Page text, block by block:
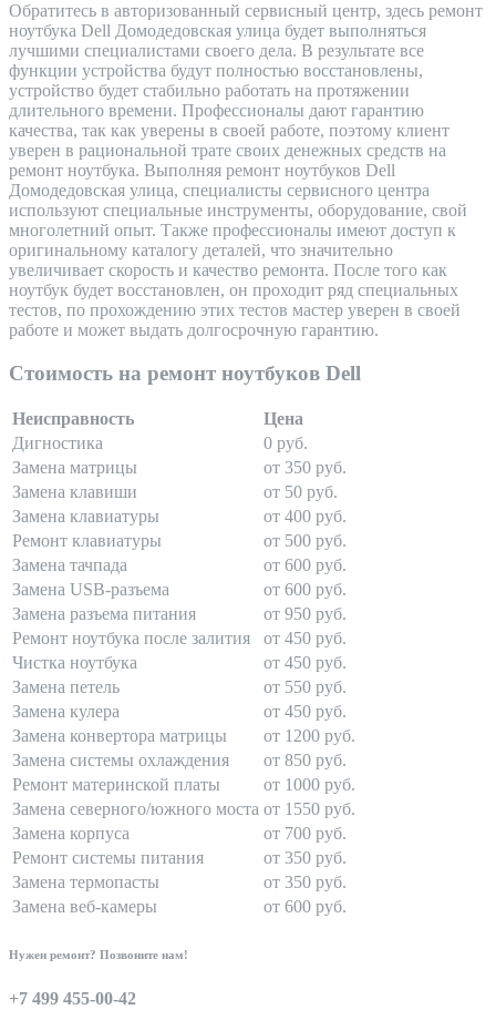
Обратитесь в авторизованный сервисный центр, здесь ремонт
ноутбука Dell Домодедовская улица будет выполняться
лучшими специалистами своего дела. В результате все
функции устройства будут полностью восстановлены,
устройство будет стабильно работать на протяжении
длительного времени. Профессионалы дают гарантию
качества, так как уверены в своей работе, поэтому клиент
уверен в рациональной трате своих денежных средств на
ремонт ноутбука. Выполняя ремонт ноутбуков Dell
Домодедовская улица, специалисты сервисного центра
используют специальные инструменты, оборудование, свой
многолетний опыт. Также профессионалы имеют доступ к
оригинальному каталогу деталей, что значительно
увеличивает скорость и качество ремонта. После того как
ноутбук будет восстановлен, он проходит ряд специальных
тестов, по прохождению этих тестов мастер уверен в своей
работе и может выдать долгосрочную гарантию.
Стоимость на ремонт ноутбуков Dell
Неисправность
Цена
Дигностика
0 руб.
Замена матрицы
от 350 руб.
Замена клавиши
от 50 руб.
Замена клавиатуры
от 400 руб.
Ремонт клавиатуры
от 500 руб.
Замена тачпада
от 600 руб.
Замена USB-разъема
от 600 руб.
Замена разъема питания
от 950 руб.
Ремонт ноутбука после залития
от 450 руб.
Чистка ноутбука
от 450 руб.
Замена петель
от 550 руб.
Замена кулера
от 450 руб.
Замена конвертора матрицы
от 1200 руб.
Замена системы охлаждения
от 850 руб.
Ремонт материнской платы
от 1000 руб.
Замена северного/южного моста от 1550 руб.
Замена корпуса
от 700 руб.
Ремонт системы питания
от 350 руб.
Замена термопасты
от 350 руб.
Замена веб-камеры
от 600 руб.
Нужен ремонт? Позвоните нам!
+7 499 455-00-42